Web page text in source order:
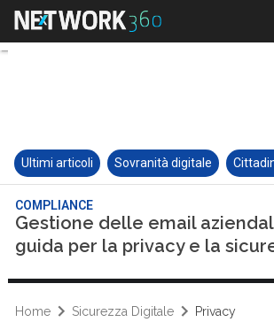
Ultimi articoli Sovranità digitale
COMPLIANCE
Gestione delle email
guida per la privacy e la
Home Sicurezza Digitale Privacy